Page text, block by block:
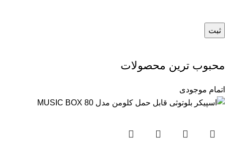
محبوب ترین محصولات
اتمام موجودی